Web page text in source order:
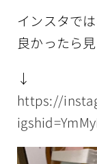
インスタで
良かったら
↓
https://